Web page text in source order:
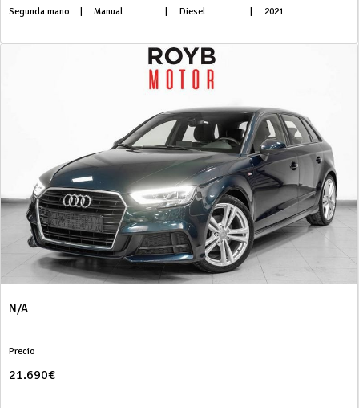
Segunda mano Manual Diesel 2021
N/A
Precio
21.690€